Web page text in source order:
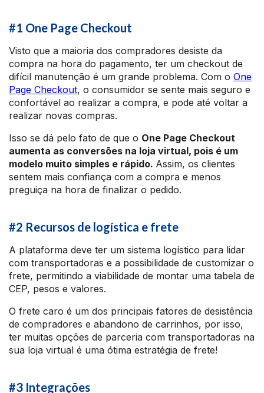
#1 One Page Checkout
Visto que a maioria dos compradores desiste da
compra na hora do pagamento, ter um checkout de
difícil manutenção é um grande problema. Com o One
Page Checkout, o consumidor se sente mais seguro e
confortável ao realizar a compra, e pode até voltar a
realizar novas compras.
Isso se dá pelo fato de que o One Page Checkout
aumenta as conversões na loja virtual, pois é um
modelo muito simples e rápido. Assim, os clientes
sentem mais confiança com a compra e menos
preguiça na hora de finalizar o pedido.
#2 Recursos de logística e frete
A plataforma deve ter um sistema logístico para lidar
com transportadoras e a possibilidade de customizar o
frete, permitindo a viabilidade de montar uma tabela de
CEP, pesos e valores.
O frete caro é um dos principais fatores de desistência
de compradores e abandono de carrinhos, por isso,
ter muitas opções de parceria com transportadoras na
sua loja virtual é uma ótima estratégia de frete!
#3 Integrações